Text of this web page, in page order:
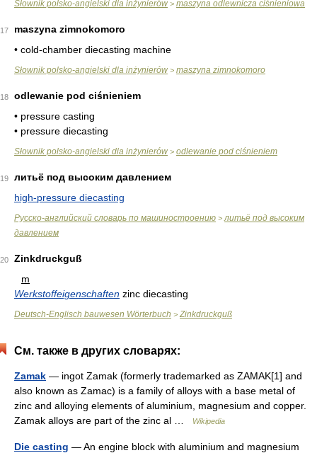
Słownik polsko-angielski dla inżynierów > maszyna odlewnicza ciśnieniowa
17
maszyna zimnokomoro
• cold-chamber diecasting machine
Słownik polsko-angielski dla inżynierów > maszyna zimnokomoro
18
odlewanie pod ciśnieniem
• pressure casting
• pressure diecasting
Słownik polsko-angielski dla inżynierów > odlewanie pod ciśnieniem
19
литьё под высоким давлением
high-pressure diecasting
Русско-английский словарь по машиностроению > литьё под высоким
давлением
20
Zinkdruckguß
m
Werkstoffeigenschaften zinc diecasting
Deutsch-Englisch bauwesen Wörterbuch > Zinkdruckguß
См. также в других словарях:
Zamak — ingot Zamak (formerly trademarked as ZAMAK[1] and
also known as Zamac) is a family of alloys with a base metal of
zinc and alloying elements of aluminium, magnesium and copper.
Zamak alloys are part of the zinc al …
Wikipedia
Die casting — An engine block with aluminium and magnesium